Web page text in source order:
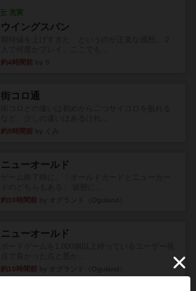
充実
ウイングスパン
約4時間前
街コロ通
約9時間前
ニューオールド
約10時間前
ニューオールド
約10時間前